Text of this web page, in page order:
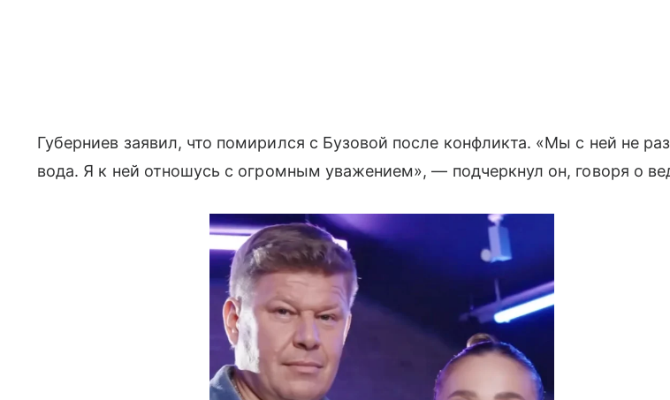
Губерниев заявил, что помирился с Бузовой после конфликта. «Мы с ней не
вода. Я к ней отношусь с огромным уважением», — подчеркнул он, говоря о